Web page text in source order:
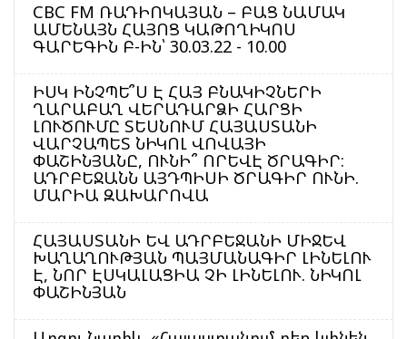
CBC FM ՌԱԴԻՈԿԱՅԱՆ – ԲԱՑ ՆԱՄԱԿ
ԱՄԵՆԱՅՆ ՀԱՅՈՑ ԿԱԹՈՂԻԿՈՍ
ԳԱՐԵԳԻՆ Բ-ԻՆ՝ 30.03.22 - 10.00
ԻՍԿ ԻՆՉՊԵ՞Ս Է ՀԱՅ ԲՆԱԿԻՉՆԵՐԻ
ՂԱՐԱԲԱՂ ՎԵՐԱԴԱՐՁԻ ՀԱՐՑԻ
ԼՈՒԾՈՒՄԸ ՏԵՍՆՈՒՄ ՀԱՅԱՍՏԱՆԻ
ՎԱՐՉԱՊԵՏ ՆԻԿՈԼ ՎՈՎԱՅԻ
ՓԱՇԻՆՅԱՆԸ, ՈՒՆԻ՞ ՈՐԵՎԷ ԾՐԱԳԻՐ:
ԱԴՐԲԵՋԱՆՆ ԱՅԴՊԻՍԻ ԾՐԱԳԻՐ ՈՒՆԻ.
ՄԱՐԻԱ ԶԱԽԱՐՈՎԱ
ՀԱՅԱՍՏԱՆԻ ԵՎ ԱԴՐԲԵՋԱՆԻ ՄԻՋԵՎ
ԽԱՂԱՂՈՒԹՅԱՆ ՊԱՅՄԱՆԱԳԻՐ ԼԻՆԵԼՈՒ
Է, ՆՈՐ ԷՍԿԱԼԱՑԻԱ ՉԻ ԼԻՆԵԼՈՒ. ՆԻԿՈԼ
ՓԱՇԻՆՅԱՆ